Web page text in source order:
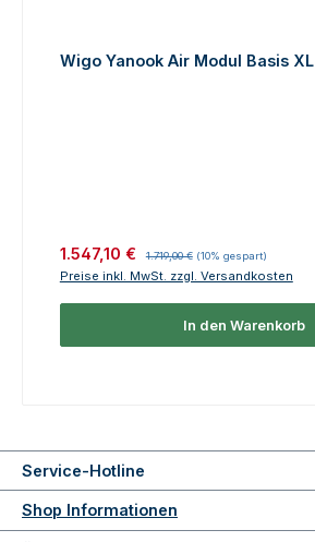
Wigo Yanook Air Modul Basis XL
Verkaufspreis:
1.547,10 € Regulärer Preis:
1.719,00 € (10% gespart)
Preise inkl. MwSt. zzgl. Versandkosten
In den Warenkorb
Service-Hotline
Shop Informationen